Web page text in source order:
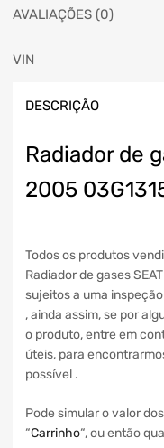
AVALIAÇÕES (0)
VIN
DESCRIÇÃO
Radiador de
2005
Todos os produtos
Radiador de gases
sujeitos a uma
, ainda assim, se por
o produto, entre em
úteis, para
possível .
Pode simular o valor
“Carrinho“, ou então